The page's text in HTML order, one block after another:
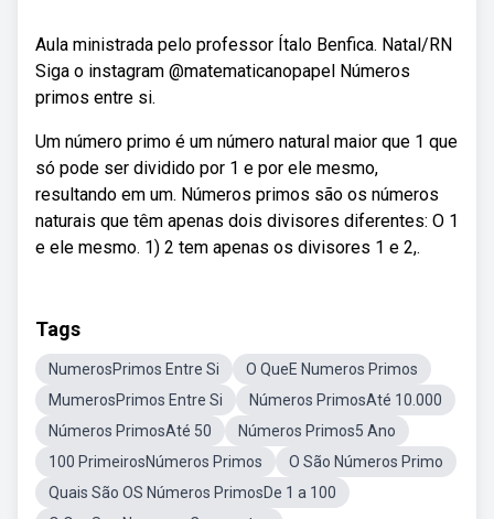
Aula ministrada pelo professor Ítalo Benfica. Natal/RN
Siga o instagram @matematicanopapel Números
primos entre si.
Um número primo é um número natural maior que 1 que
só pode ser dividido por 1 e por ele mesmo,
resultando em um. Números primos são os números
naturais que têm apenas dois divisores diferentes: O 1
e ele mesmo. 1) 2 tem apenas os divisores 1 e 2,.
Tags
NumerosPrimos Entre Si
O QueE Numeros Primos
MumerosPrimos Entre Si
Números PrimosAté 10.000
Números PrimosAté 50
Números Primos5 Ano
100 PrimeirosNúmeros Primos
O São Números Primo
Quais São OS Números PrimosDe 1 a 100